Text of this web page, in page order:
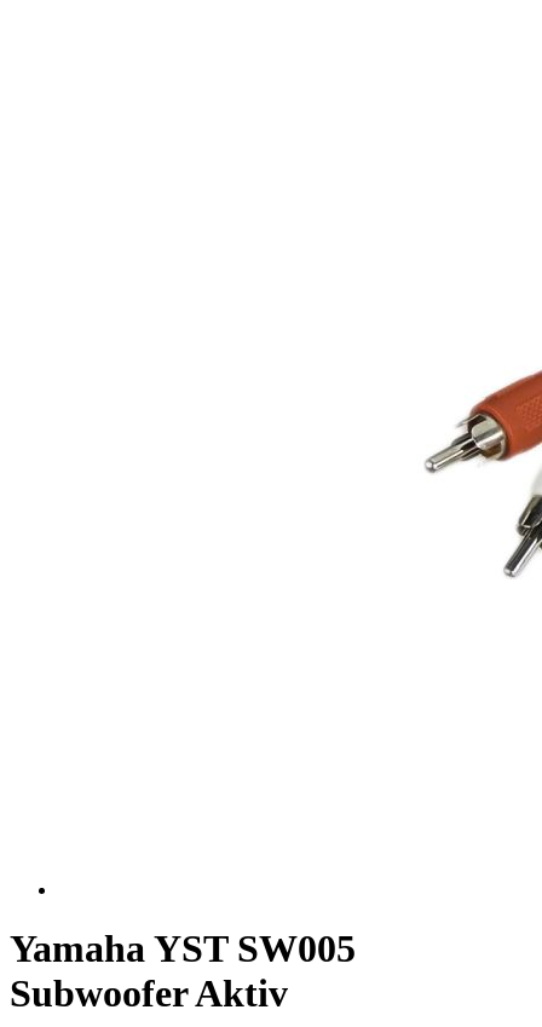
Yamaha YST SW005
Subwoofer Aktiv